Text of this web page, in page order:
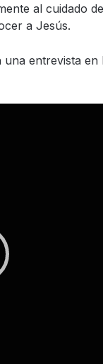
al cuidado
a Jesús.
entrevista